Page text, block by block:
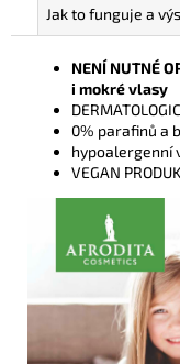
Jak to funguje a
NENÍ NUTNÉ
i mokré vlasy
0% parafinů a
hypoalergenní
VEGAN